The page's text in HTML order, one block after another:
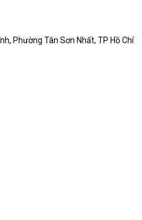
Phường Tân Sơn Nhất, TP Hồ Chí